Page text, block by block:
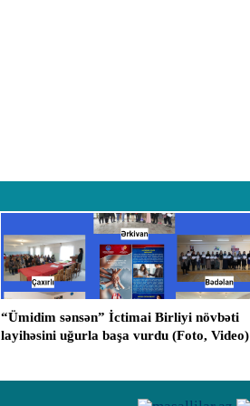
“Ümidim sənsən” İctimai Birliyi növbəti
layihəsini uğurla başa vurdu (Foto, Video)